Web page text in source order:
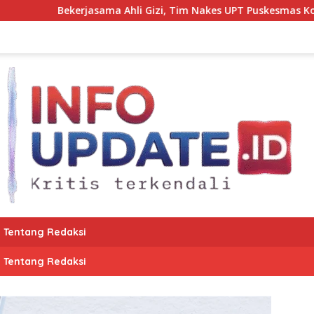
Ahli Gizi, Tim Nakes UPT Puskesmas Kota Bantaeng Pantau
Tentang Redaksi
Tentang Redaksi